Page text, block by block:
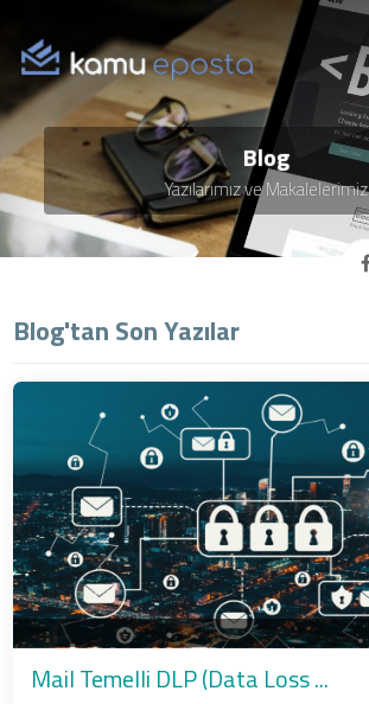
Blog
Yazılarımız ve Makalelerimiz
Blog'tan Son Yazılar
Mail Temelli DLP (Data Loss ...